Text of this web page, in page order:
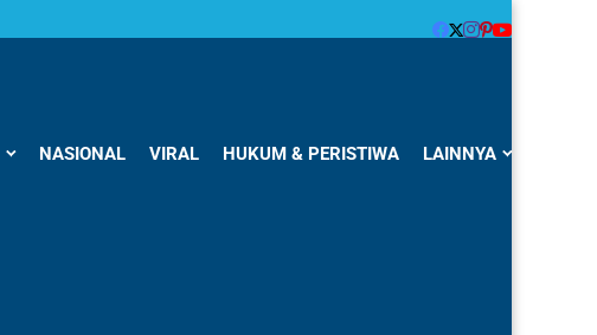
NASIONAL VIRAL HUKUM & PERISTIWA LAINNYA